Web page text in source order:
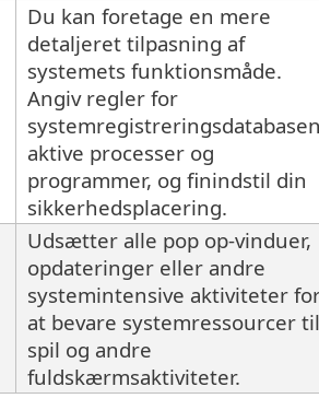
Du kan foretage en mere
detaljeret tilpasning af
systemets funktionsmåde.
Angiv regler for
aktive processer og
programmer, og finindstil din
sikkerhedsplacering.
Udsætter alle pop op-vinduer,
opdateringer eller andre
systemintensive aktiviteter
at bevare systemressourcer til
spil og andre
fuldskærmsaktiviteter.